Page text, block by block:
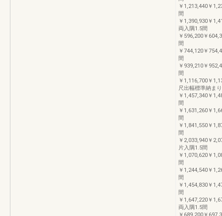
￥1,213,440￥
間
￥1,390,930￥
両入隅1.5間
￥596,200￥
間
￥744,120￥
間
￥939,210￥
間
￥1,116,700￥
尺出幅標準納ま
￥1,457,340￥
間
￥1,631,260￥
間
￥1,841,550￥
間
￥2,033,940￥
片入隅1.5間
￥1,070,620￥
間
￥1,244,540￥
間
￥1,454,830￥
間
￥1,647,220￥
両入隅1.5間
￥689,200￥